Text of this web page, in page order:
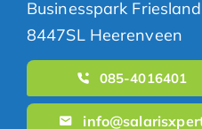
Businesspark
8447SL Heerenveen
085-4016401